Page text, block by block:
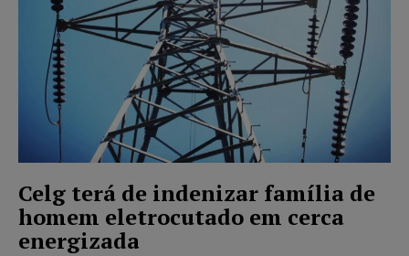
Celg terá de indenizar família de
homem eletrocutado em cerca
energizada